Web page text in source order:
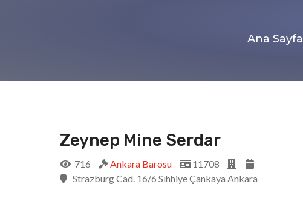
Ana Sayfa
Zeynep Mine Serdar
716 Ankara Barosu
11708
Strazburg Cad. 16/6 Sıhhiye Çankaya Ankara